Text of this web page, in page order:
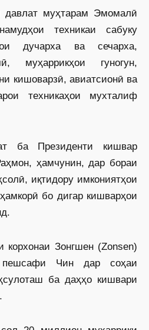
давлат муҳтарам Эмомалӣ
техникаи сабуку
дучарха ва сечарха,
муҳаррикҳои гуногун,
кишоварзӣ, авиатсионӣ ва
техникаҳои мухталиф
ба Президенти кишвар
ҳамчунин, дар бораи
иқтидору имкониятҳои
бо дигар кишварҳои
Зонгшен (Zonsen)
Чин дар соҳаи
ба даҳҳо кишвари